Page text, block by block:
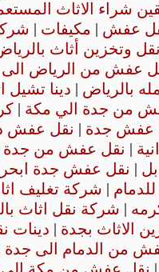
شراء الاثاث
عفش | مكيفات |
وتخزين أثاث
عفش من الرياض الى
بالرياض | دينا
من جدة الي مكة |
عفش جدة | نقل عفش
| نقل عفش من جدة
| نقل عفش جدة ابحر
| شركة تغليف
| شركة نقل اثاث
الاثاث بجدة | دينات
من الدمام الى جدة